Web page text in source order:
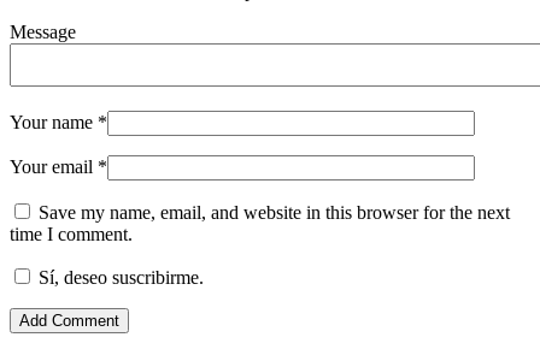
Message
Your name *
Your email *
Save my name, email, and website in this browser for the next
time I comment.
Sí, deseo suscribirme.